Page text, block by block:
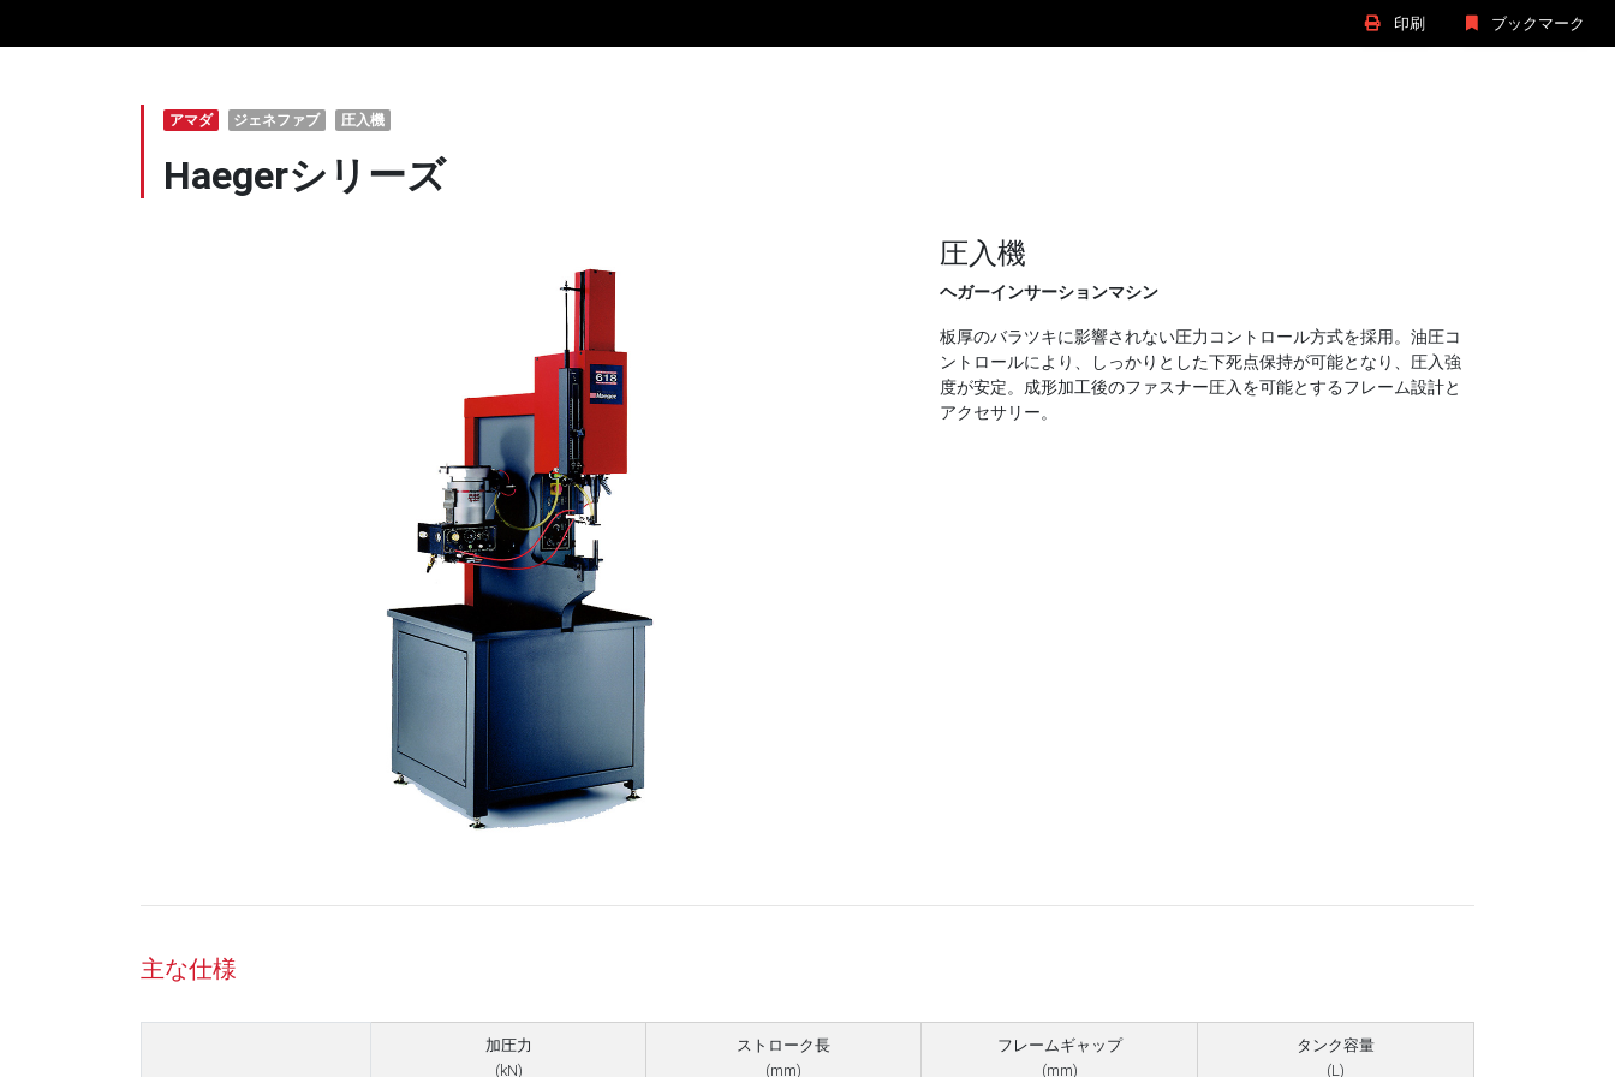
印刷 ブックマーク
アマダ ジェネファブ 圧入機
Haegerシリーズ
圧入機
ヘガーインサーションマシン
板厚のバラツキに影響されない圧力コントロール方式を採用。油圧コ
ントロールにより、しっかりとした下死点保持が可能となり、圧入強
度が安定。成形加工後のファスナー圧入を可能とするフレーム設計と
アクセサリー。
主な仕様
加圧力
(kN)
ストローク長
(mm)
フレームギャップ
(mm)
タンク容量
(L)